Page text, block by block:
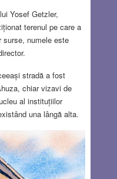
Yosef Getzler,
terenul pe care a
numele este
stradă a fost
chiar vizavi de
al instituțiilor
una lângă alta.